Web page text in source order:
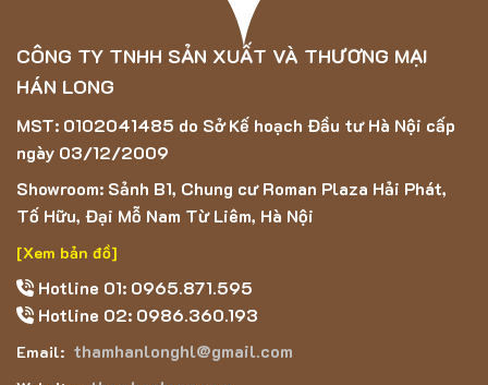
CÔNG TY TNHH SẢN XUẤT VÀ THƯƠNG MẠI
HÁN LONG
MST: 0102041485 do Sở Kế hoạch Đầu tư Hà Nội cấp
ngày 03/12/2009
Showroom: Sảnh B1, Chung cư Roman Plaza Hải Phát,
Tố Hữu, Đại Mỗ Nam Từ Liêm, Hà Nội
[Xem bản đồ]
Hotline 01: 0965.871.595
Hotline 02: 0986.360.193
Email: thamhanlonghl@gmail.com